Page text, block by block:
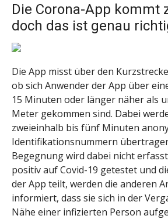
Die Corona-App kommt
doch das ist genau
Die App misst über den
ob sich Anwender der App über
15 Minuten oder länger näher als
Meter gekommen sind. Dabei
zweieinhalb bis fünf Minuten
Identifikationsnummern
Begegnung wird dabei nicht
positiv auf Covid-19 getestet und
der App teilt, werden die anderen
informiert, dass sie sich in der
Nähe einer infizierten Person